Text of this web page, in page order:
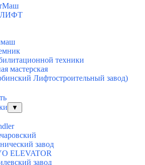
техники
мастерская
Лифтостроительный завод)
▼
завод
ELEVATOR
завод